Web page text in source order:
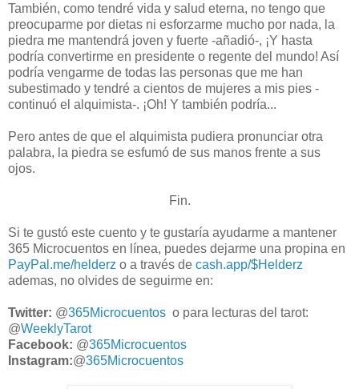
También, como tendré vida y salud eterna, no tengo que
preocuparme por dietas ni esforzarme mucho por nada, la
piedra me mantendrá joven y fuerte -añadió-, ¡Y hasta
podría convertirme en presidente o regente del mundo! Así
podría vengarme de todas las personas que me han
subestimado y tendré a cientos de mujeres a mis pies -
continuó el alquimista-. ¡Oh! Y también podría...
Pero antes de que el alquimista pudiera pronunciar otra
palabra, la piedra se esfumó de sus manos frente a sus
ojos.
Fin.
Si te gustó este cuento y te gustaría ayudarme a mantener
365 Microcuentos en línea, puedes dejarme una propina en
PayPal.me/helderz o a través de cash.app/$Helderz
ademas, no olvides de seguirme en:
Twitter: @365Microcuentos o para lecturas del tarot:
@WeeklyTarot
Facebook: @365Microcuentos
Instagram:@365Microcuentos